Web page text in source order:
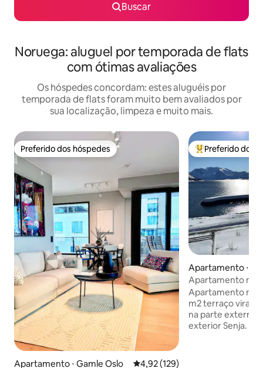
Buscar
Noruega: aluguel por temporada de flats
com ótimas avaliações
Os hóspedes concordam: estes aluguéis por
temporada de flats foram muito bem avaliados por
sua localização, limpeza e muito mais.
Preferido dos hóspedes
Preferido dos hóspedes
Apartamento ⋅ Gamle Oslo 4,92 de uma avaliação média de
4,92 (129)
Entre os
Preferido dos
Apartamento ⋅
Apartamento na
Yttersia Senja
Apartamento
m2 terraço
na parte externa
exterior Senja.